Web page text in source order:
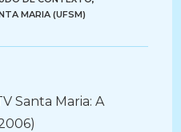
MARIA (UFSM)
Santa Maria: A